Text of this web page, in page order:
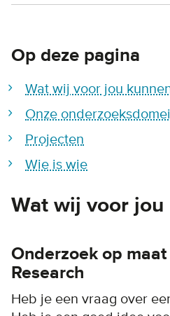
Op deze pagina
Wat wij voor jou
Onze
Projecten
Wie is wie
Wat wij voor
Onderzoek op maat
Research
Heb je een vraag over